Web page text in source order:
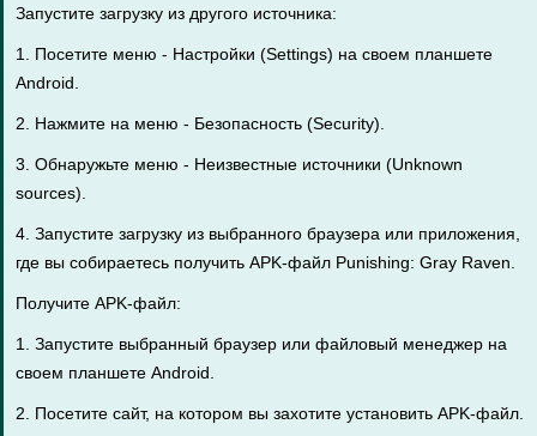
Запустите загрузку из другого источника:
1. Посетите меню - Настройки (Settings) на своем планшете
Android.
2. Нажмите на меню - Безопасность (Security).
3. Обнаружьте меню - Неизвестные источники (Unknown
sources).
4. Запустите загрузку из выбранного браузера или приложения,
где вы собираетесь получить APK-файл Punishing: Gray Raven.
Получите APK-файл:
1. Запустите выбранный браузер или файловый менеджер на
своем планшете Android.
2. Посетите сайт, на котором вы захотите установить APK-файл.